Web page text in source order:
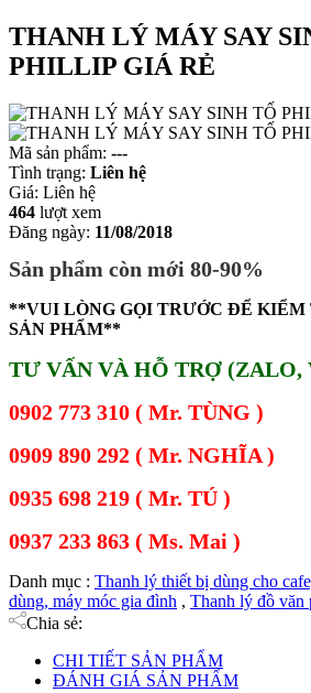
THANH LÝ MÁY SAY
PHILLIP GIÁ RẺ
Mã sản phẩm: ---
Tình trạng: Liên hệ
Giá: Liên hệ
464 lượt xem
Đăng ngày: 11/08/2018
Sản phẩm còn mới 80-90%
**VUI LÒNG GỌI TRƯỚC ĐỂ KIỂM
SẢN PHẨM**
TƯ VẤN VÀ HỖ TRỢ (ZALO,
0902 773 310 ( Mr. TÙNG )
0909 890 292 ( Mr. NGHĨA )
0935 698 219 ( Mr. TÚ )
0937 233 863 ( Ms. Mai )
Danh mục : Thanh lý thiết bị dùng cho
dùng, máy móc gia đình , Thanh lý đồ văn
Chia sẻ:
CHI TIẾT SẢN PHẨM
ĐÁNH GIÁ SẢN PHẨM